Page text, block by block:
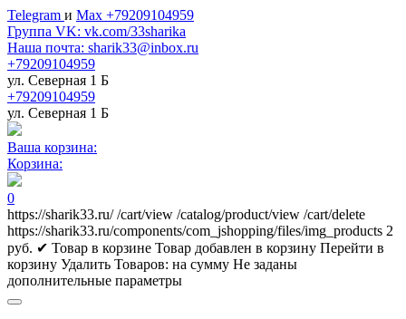
Telegram и Max +79209104959
Группа VK: vk.com/33sharika
Наша почта: sharik33@inbox.ru
+79209104959
ул. Северная 1 Б
+79209104959
ул. Северная 1 Б
Ваша корзина:
Корзина:
0
https://sharik33.ru/ /cart/view /catalog/product/view /cart/delete
https://sharik33.ru/components/com_jshopping/files/img_products 2
руб. ✔ Товар в корзине Товар добавлен в корзину Перейти в
корзину Удалить Товаров: на сумму Не заданы
дополнительные параметры